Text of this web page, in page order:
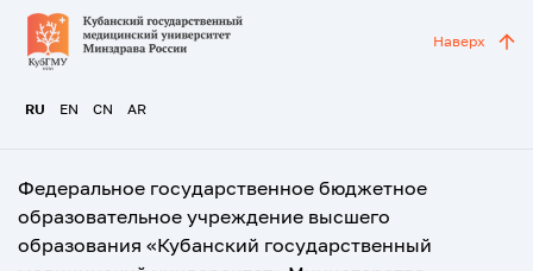
RU EN CN AR
Наверх
Федеральное государственное бюджетное
образовательное учреждение высшего
образования «Кубанский государственный